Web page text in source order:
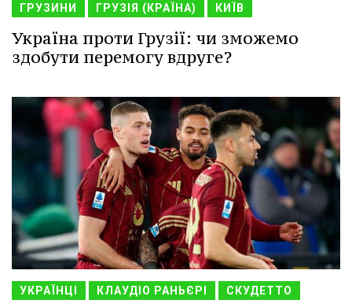
ГРУЗИНИ ГРУЗІЯ (КРАЇНА) КИЇВ
Україна проти Грузії: чи зможемо
здобути перемогу вдруге?
УКРАЇНЦІ КЛАУДІО РАНЬЄРІ СКУДЕТТО